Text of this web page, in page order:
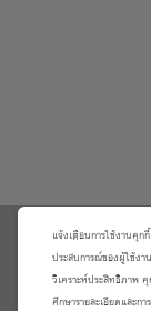
เกี่ยวกับเรา
แจ้งเตือนการใช้งานคุก
ประสบการณ์ของผู้ใช้ง
วิเคราะห์ประสิทธิภาพ
ศึกษารายละเอียดและ